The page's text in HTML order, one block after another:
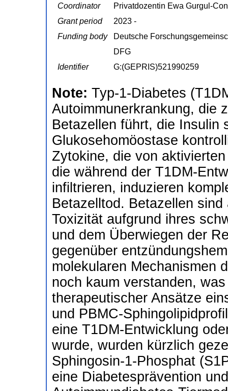
Coordinator
Privatdozentin Ewa Gurgul-
Grant period
2023 -
Funding body
Deutsche
DFG
Identifier
G:(GEPRIS)521990259
Note: Typ-1-Diabetes
Autoimmunerkrankung, die
Betazellen führt, die Insulin
Glukosehomöostase
Zytokine, die von
die während der T1DM-
infiltrieren, induzieren
Betazelltod. Betazellen
Toxizität aufgrund ihres
und dem Überwiegen der
gegenüber
molekularen Mechanismen
noch kaum verstanden,
therapeutischer Ansätze
und PBMC-
eine T1DM-Entwicklung
wurde, wurden kürzlich
Sphingosin-1-Phosphat
eine Diabetesprävention